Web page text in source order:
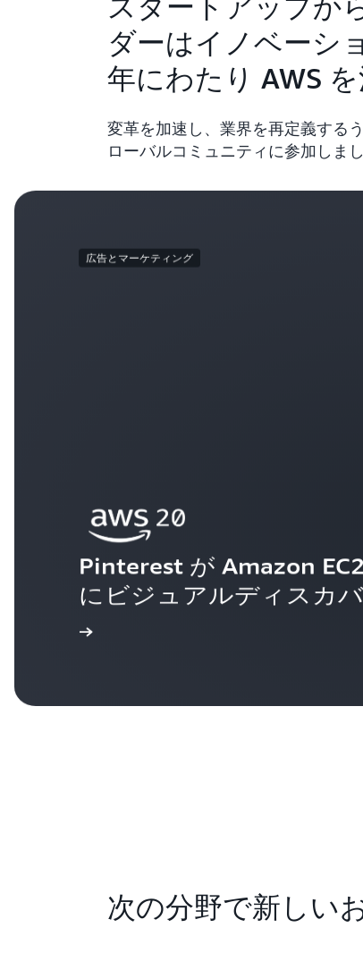
ダーはイノベーシ
年にわたり AWS
変革を加速し、業界を再定義する
ローバルコミュニティに参加しまし
広告とマーケティング
Pinterest が Amazon
にビジュアルディスカ
次の分野で新しい